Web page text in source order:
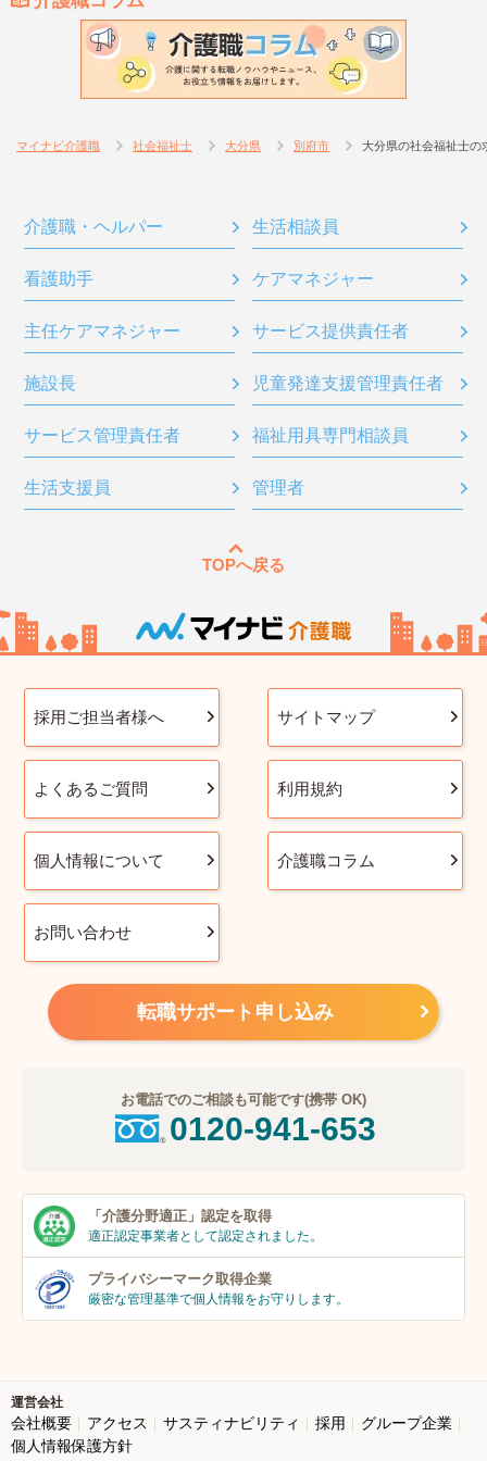
マイナビ介護職 社会福祉士 大分県 別府市 大分県の社会福祉士の
介護職・ヘルパー 生活相談員
看護助手 ケアマネジャー
主任ケアマネジャー サービス提供責任者
施設長 児童発達支援管理責任者
サービス管理責任者 福祉用具専門相談員
生活支援員 管理者
TOPへ戻る
採用ご担当者様へ サイトマップ
よくあるご質問 利用規約
個人情報について 介護職コラム
お問い合わせ
転職サポート申し込み
お電話でのご相談も可能です(携帯 OK)
0120-941-653
「介護分野適正」 認定を取得
適正認定事業者として認定されました。
プライバシーマーク取得企業
厳密な管理基準で個人情報をお守りします。
運営会社
会社概要 アクセス サスティナビリティ 採用
グループ企業
個人情報保護方針